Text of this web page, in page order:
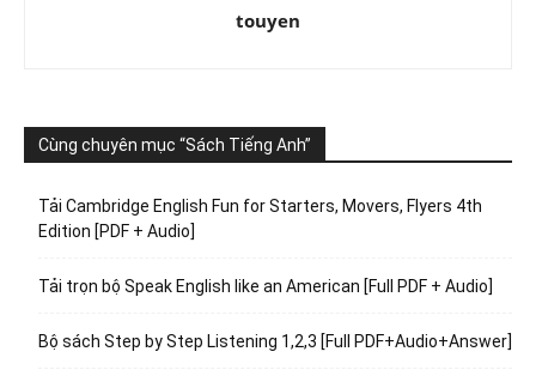
touyen
Cùng chuyên mục “Sách Tiếng Anh”
Tải Cambridge English Fun for Starters, Movers, Flyers 4th
Edition [PDF + Audio]
Tải trọn bộ Speak English like an American [Full PDF + Audio]
Bộ sách Step by Step Listening 1,2,3 [Full PDF+Audio+Answer]